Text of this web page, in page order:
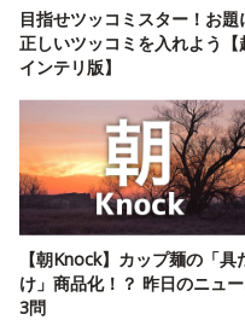
目指せツッコミスター！お題
正しいツッコミを入れよう【
インテリ版】
【朝Knock】カップ麺の「具
け」商品化！？ 昨日のニュ
3問